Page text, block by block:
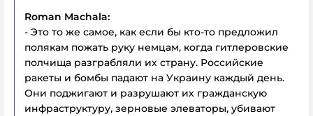
Roman Machala:
- Это то же самое, как если бы кто-то предложил
полякам пожать руку немцам, когда гитлеровские
полчища разграбляли их страну. Российские
ракеты и бомбы падают на Украину каждый день.
Они поджигают и разрушают их гражданскую
инфраструктуру, зерновые элеваторы, убивают